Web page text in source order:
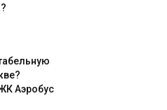
Аэробус